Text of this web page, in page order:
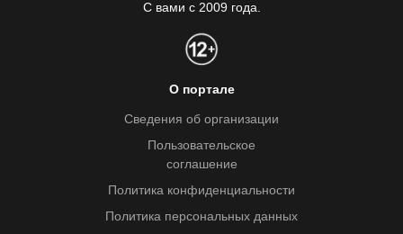
С вами с 2009 года.
О портале
Сведения об организации
Пользовательское
соглашение
Политика конфиденциальности
Политика персональных данных